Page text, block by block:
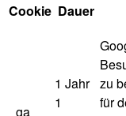
Cookie Dauer
_ga
1 Jahr
1
zu
für